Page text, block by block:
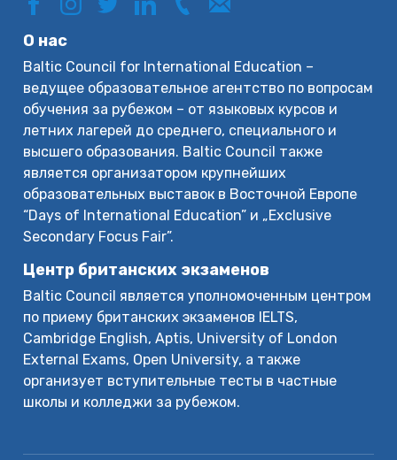
О нас
Baltic Council for International Education –
ведущее образовательное агентство по вопросам
обучения за рубежом – от языковых курсов и
летних лагерей до среднего, специального и
высшего образования. Baltic Council также
является организатором крупнейших
образовательных выставок в Восточной Европе
“Days of International Education” и „Exclusive
Secondary Focus Fair”.
Центр британских экзаменов
Baltic Council является уполномоченным центром
по приему британских экзаменов IELTS,
Cambridge English, Aptis, University of London
External Exams, Open University, а также
организует вступительные тесты в частные
школы и колледжи за рубежом.